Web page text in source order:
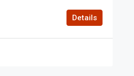
Details